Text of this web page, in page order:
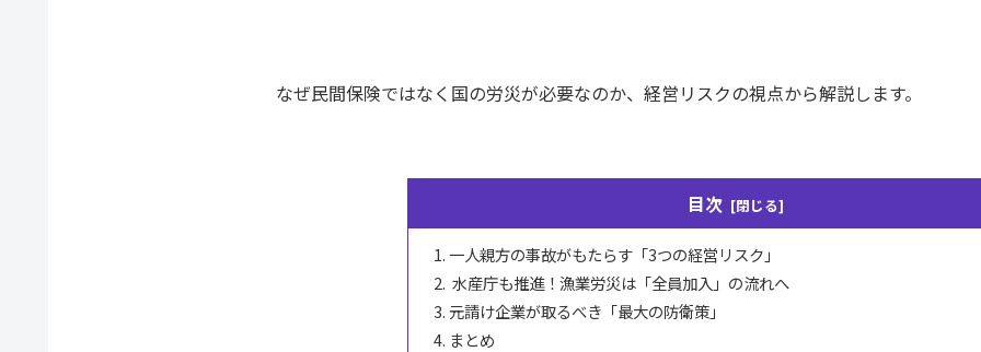
なぜ民間保険ではなく国の労災が必要なのか、経営リスクの視点から解説します。
目次
一人親方の事故がもたらす「3つの経営リスク」
水産庁も推進！漁業労災は「全員加入」の流れへ
元請け企業が取るべき「最大の防衛策」
まとめ